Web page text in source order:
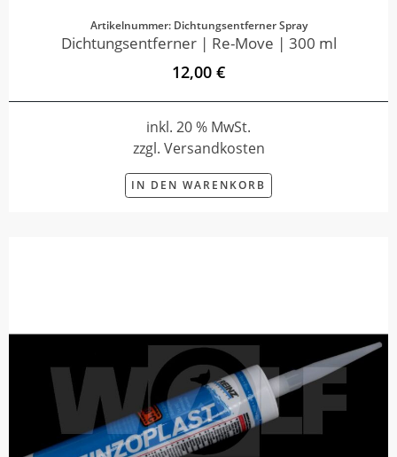
Artikelnummer: Dichtungsentferner Spray
Dichtungsentferner | Re-Move | 300 ml
12,00 €
inkl. 20 % MwSt.
zzgl. Versandkosten
IN DEN WARENKORB